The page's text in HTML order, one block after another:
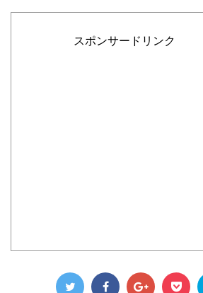
スポンサードリンク